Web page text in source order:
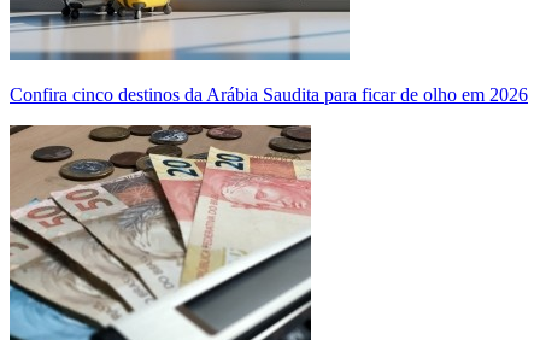
Confira cinco destinos da Arábia Saudita para ficar de olho em 2026